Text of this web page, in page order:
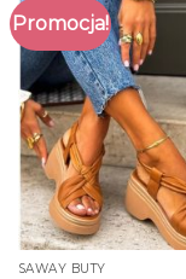
Promocja!
SAWAY BUTY